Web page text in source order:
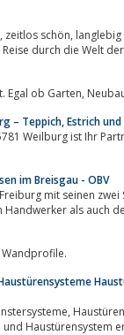
durch die Welt
– Teppich, Estrich
ist Ihr Partner für
im Breisgau - OBV
mit seinen
als auch
und Innentüren in über 30